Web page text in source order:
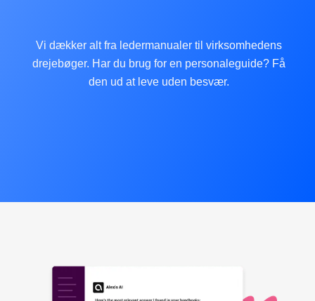
Vi dækker alt fra ledermanualer til virksomhedens
drejebøger. Har du brug for en personaleguide? Få
den ud at leve uden besvær.